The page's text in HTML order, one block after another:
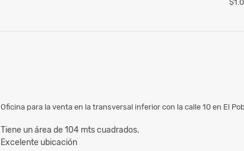
Oficina para la venta en la transversal inferior con la calle 10 en El
Tiene un área de 104 mts cuadrados.
Excelente ubicación